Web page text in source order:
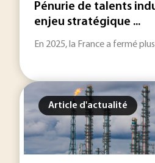
Pénurie de talents
enjeu stratégique ...
En 2025, la France a fermé
Article d'actualité